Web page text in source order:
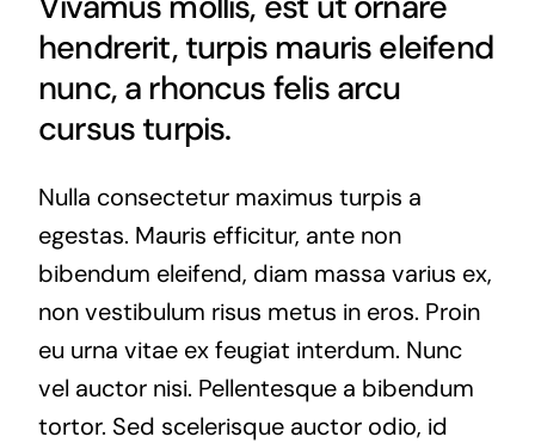
hendrerit, turpis mauris eleifend
nunc, a rhoncus felis arcu
cursus turpis.
Nulla consectetur maximus turpis a
egestas. Mauris efficitur, ante non
bibendum eleifend, diam massa varius ex,
non vestibulum risus metus in eros. Proin
eu urna vitae ex feugiat interdum. Nunc
vel auctor nisi. Pellentesque a bibendum
tortor. Sed scelerisque auctor odio, id